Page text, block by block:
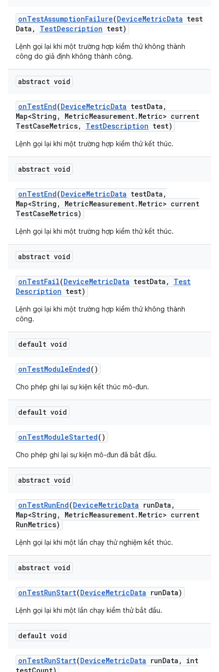
onTestAssumptionFailure(DeviceMetricData test
Data , TestDescription test)
Lệnh gọi lại khi một trường hợp kiểm thử không thành
công do giả định không thành công.
abstract void
onTestEnd(DeviceMetricData testData ,
Map<String , MetricMeasurement. Metric> current
TestCaseMetrics, TestDescription test)
Lệnh gọi lại khi một trường hợp kiểm thử kết thúc.
abstract void
onTestEnd(DeviceMetricData testData ,
Map<String , MetricMeasurement. Metric> current
TestCaseMetrics)
Lệnh gọi lại khi một trường hợp kiểm thử kết thúc.
abstract void
onTestFail(DeviceMetricData testData ,
Test
Description test)
Lệnh gọi lại khi một trường hợp kiểm thử không thành
công.
default void
onTestModuleEnded()
Cho phép ghi lại sự kiện kết thúc mô-đun.
default void
onTestModuleStarted()
Cho phép ghi lại sự kiện mô-đun đã bắt đầu.
abstract void
onTestRunEnd(DeviceMetricData runData ,
Map<String , MetricMeasurement. Metric> current
RunMetrics)
Lệnh gọi lại khi một lần chạy thử nghiệm kết thúc.
abstract void
onTestRunStart(DeviceMetricData runData)
Lệnh gọi lại khi một lần chạy kiểm thử bắt đầu.
default void
onTestRunStart(DeviceMetricData runData ,
int